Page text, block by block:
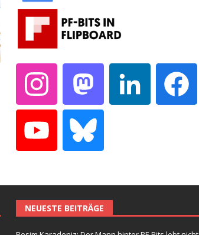
NEUESTE BEITRÄGE